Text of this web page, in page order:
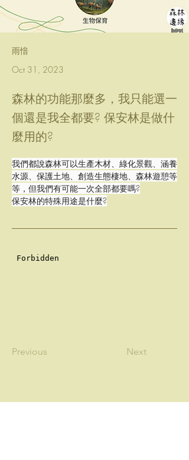
雨愔
Oct 31, 2023
森林的功能那麼多，我只能選一
個還是我全都要? 保安林是做什
麼用的?
Previous Next
我們都說森林可以生產木材、綠化景觀、涵養
水源、保護土地、創造生態棲地、森林遊憩等
等，但我們有可能一次全部都要嗎?
保安林的特殊用途是什麼?